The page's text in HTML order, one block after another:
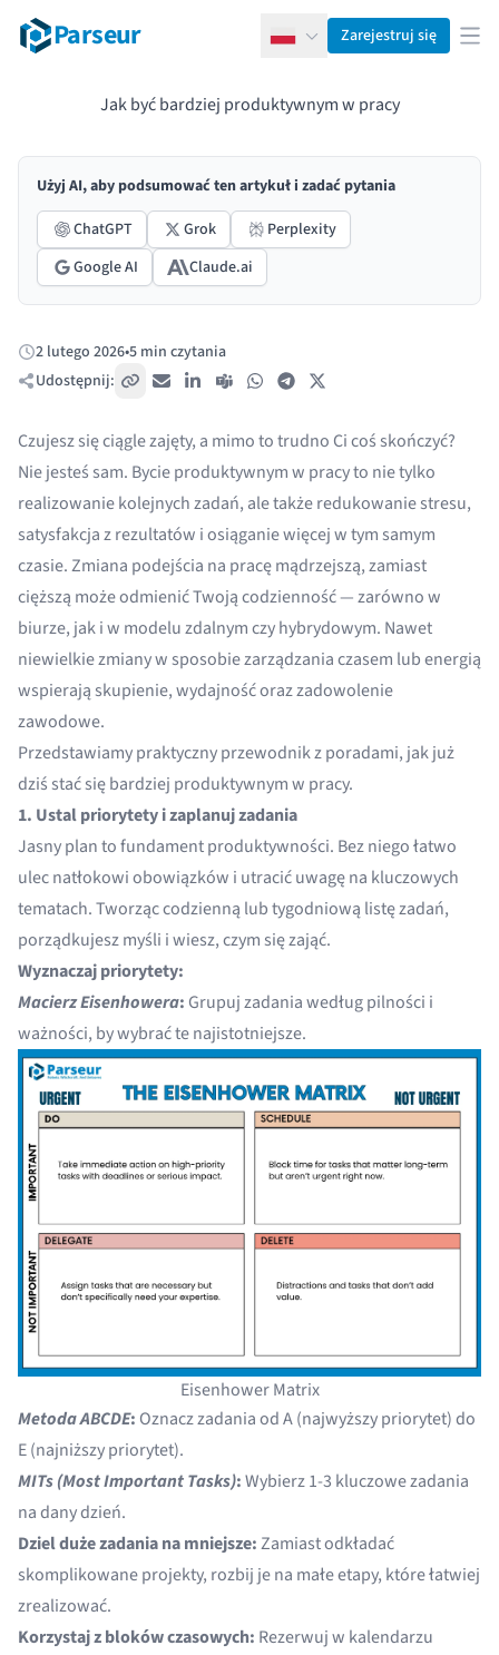
Parseur PolskiZarejestruj się
Jak być bardziej produktywnym w pracy
Użyj AI, aby podsumować ten artykuł i zadać pytania
ChatGPT
Grok
Perplexity
Google AI
Claude.ai
Opublikowano:
2 lutego 2026•5 min czytania
Udostępnij:
Skopiuj link
E-mail LinkedIn
Teams WhatsAppTelegram
Czujesz się ciągle zajęty, a mimo to trudno Ci coś skończyć?
Nie jesteś sam. Bycie produktywnym w pracy to nie tylko
realizowanie kolejnych zadań, ale także redukowanie stresu,
satysfakcja z rezultatów i osiąganie więcej w tym samym
czasie. Zmiana podejścia na pracę mądrzejszą, zamiast
cięższą może odmienić Twoją codzienność — zarówno w
biurze, jak i w modelu zdalnym czy hybrydowym. Nawet
niewielkie zmiany w sposobie zarządzania czasem lub energią
wspierają skupienie, wydajność oraz zadowolenie
zawodowe.
Przedstawiamy praktyczny przewodnik z poradami, jak już
dziś stać się bardziej produktywnym w pracy.
1. Ustal priorytety i zaplanuj zadania
Jasny plan to fundament produktywności. Bez niego łatwo
ulec natłokowi obowiązków i utracić uwagę na kluczowych
tematach. Tworząc codzienną lub tygodniową listę zadań,
porządkujesz myśli i wiesz, czym się zająć.
Wyznaczaj priorytety:
Macierz Eisenhowera: Grupuj zadania według pilności i
ważności, by wybrać te najistotniejsze.
Eisenhower Matrix
Metoda ABCDE: Oznacz zadania od A (najwyższy priorytet) do
E (najniższy priorytet).
MITs (Most Important Tasks):Wybierz 1-3 kluczowe zadania
na dany dzień.
Dziel duże zadania na mniejsze:Zamiast odkładać
skomplikowane projekty, rozbij je na małe etapy, które łatwiej
zrealizować.
Korzystaj z bloków czasowych: Rezerwuj w kalendarzu